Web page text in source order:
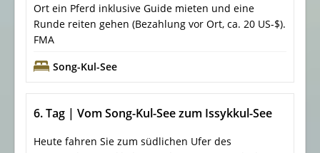
Ort ein Pferd inklusive Guide mieten und eine
Runde reiten gehen (Bezahlung vor Ort, ca. 20 US-$).
FMA
Song-Kul-See
6. Tag | Vom Song-Kul-See zum Issykkul-See
Heute fahren Sie zum südlichen Ufer des